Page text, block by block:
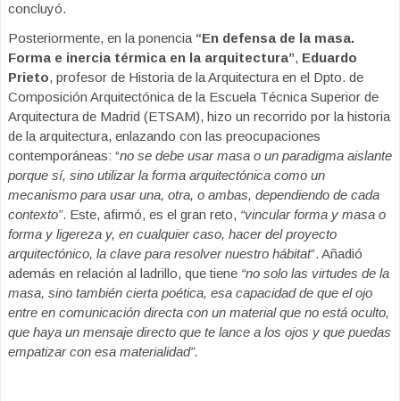
concluyó.
Posteriormente, en la ponencia “En defensa de la masa.
Forma e inercia térmica en la arquitectura”, Eduardo
Prieto, profesor de Historia de la Arquitectura en el Dpto. de
Composición Arquitectónica de la Escuela Técnica Superior de
Arquitectura de Madrid (ETSAM), hizo un recorrido por la historia
de la arquitectura, enlazando con las preocupaciones
contemporáneas: “no se debe usar masa o un paradigma aislante
porque sí, sino utilizar la forma arquitectónica como un
mecanismo para usar una, otra, o ambas, dependiendo de cada
contexto”. Este, afirmó, es el gran reto, “vincular forma y masa o
forma y ligereza y, en cualquier caso, hacer del proyecto
arquitectónico, la clave para resolver nuestro hábitat”. Añadió
además en relación al ladrillo, que tiene “no solo las virtudes de la
masa, sino también cierta poética, esa capacidad de que el ojo
entre en comunicación directa con un material que no está oculto,
que haya un mensaje directo que te lance a los ojos y que puedas
empatizar con esa materialidad”.